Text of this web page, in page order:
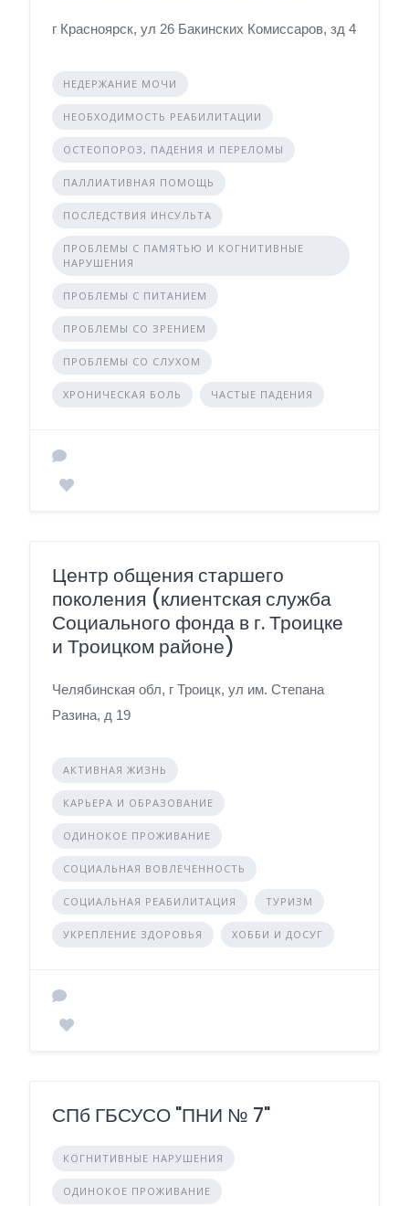
г Красноярск, ул 26 Бакинских Комиссаров, зд 4
НЕДЕРЖАНИЕ МОЧИ
НЕОБХОДИМОСТЬ РЕАБИЛИТАЦИИ
ОСТЕОПОРОЗ, ПАДЕНИЯ И ПЕРЕЛОМЫ
ПАЛЛИАТИВНАЯ ПОМОЩЬ
ПОСЛЕДСТВИЯ ИНСУЛЬТА
ПРОБЛЕМЫ С ПАМЯТЬЮ И КОГНИТИВНЫЕ
НАРУШЕНИЯ
ПРОБЛЕМЫ С ПИТАНИЕМ
ПРОБЛЕМЫ СО ЗРЕНИЕМ
ПРОБЛЕМЫ СО СЛУХОМ
ХРОНИЧЕСКАЯ БОЛЬ ЧАСТЫЕ ПАДЕНИЯ
Центр общения старшего
поколения (клиентская служба
Социального фонда в г. Троицке
и Троицком районе)
Челябинская обл, г Троицк, ул им. Степана
Разина, д 19
АКТИВНАЯ ЖИЗНЬ
КАРЬЕРА И ОБРАЗОВАНИЕ
ОДИНОКОЕ ПРОЖИВАНИЕ
СОЦИАЛЬНАЯ ВОВЛЕЧЕННОСТЬ
СОЦИАЛЬНАЯ РЕАБИЛИТАЦИЯ ТУРИЗМ
УКРЕПЛЕНИЕ ЗДОРОВЬЯ ХОББИ И ДОСУГ
СПб ГБСУСО "ПНИ № 7"
КОГНИТИВНЫЕ НАРУШЕНИЯ
ОДИНОКОЕ ПРОЖИВАНИЕ